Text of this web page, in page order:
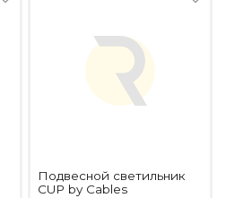
Подвесной светильник
CUP by Cables